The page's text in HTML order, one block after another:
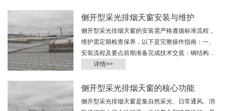
侧开型采光排烟天窗安装与维护
侧开型采光排烟天窗的安装需严格遵循标准流程，
维护需定期检查保养，以下是完整操作指南：一、
安装流程及要点前期准备完成技术交底：钢结构施
工方与天窗厂家核对天窗尺寸、安…
详情>>
侧开型采光排烟天窗的核心功能
侧开型采光排烟天窗是集‌自然采光、日常通风、消